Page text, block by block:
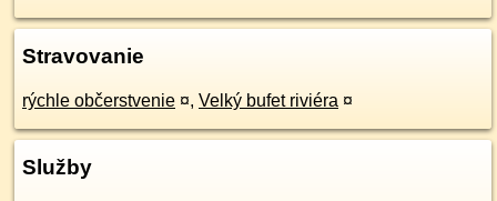
Stravovanie
rýchle občerstvenie ¤, Velký bufet riviéra ¤
Služby